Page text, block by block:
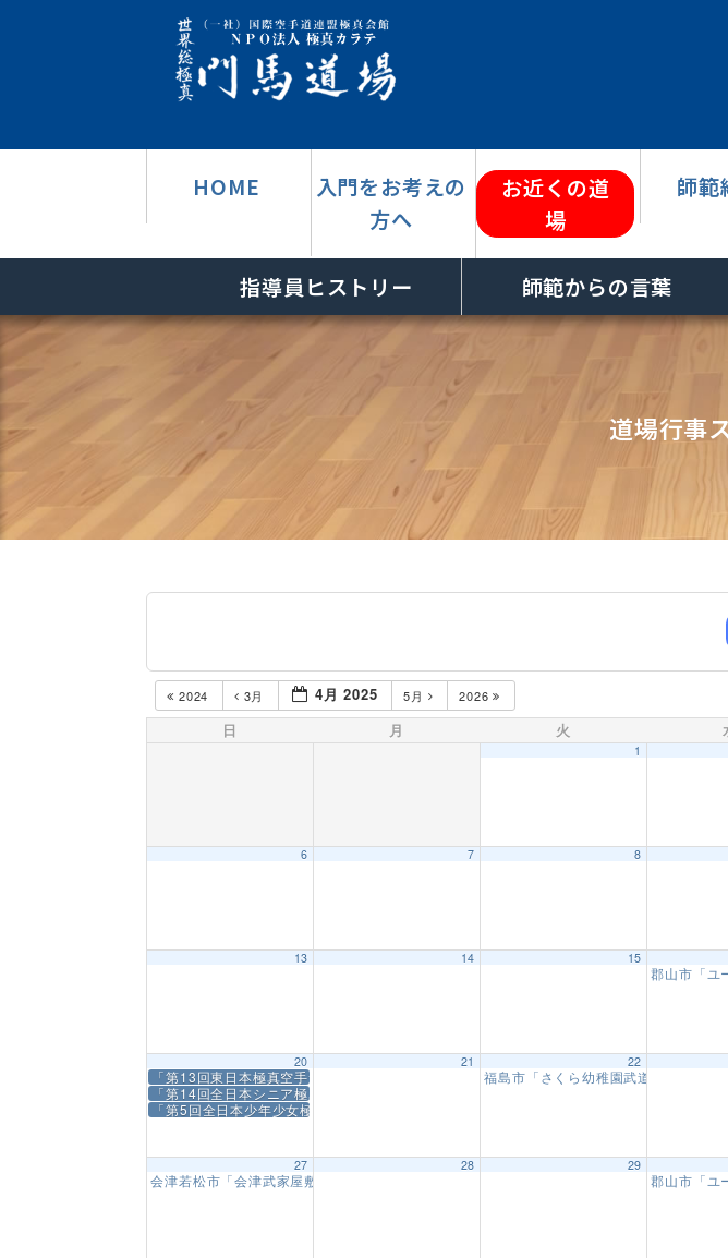
HOME
入門をお考えの
方へ
お近くの道
場
師範
指導員ヒストリー 師範からの言葉
道場行事
2024 3月 4月 2025 5月 2026
日 月 火
1
6 7 8
13 14 15
郡山市「ユ
20
「第13回東日本極真空手道選手権大会」
「第14回全日本シニア極真空手道選手権大会」
「第5回全日本少年少女極真空手道選手権大会」
21 22
福島市「さくら幼稚園武道教室」【1
27
会津若松市「会津武家屋敷 春の邦芸会」演武会
28 29
郡山市「ユ